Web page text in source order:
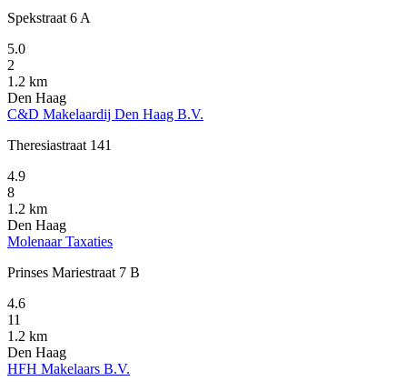
Spekstraat 6 A
5.0
2
1.2 km
Den Haag
C&D Makelaardij Den Haag B.V.
Theresiastraat 141
4.9
8
1.2 km
Den Haag
Molenaar Taxaties
Prinses Mariestraat 7 B
4.6
11
1.2 km
Den Haag
HFH Makelaars B.V.